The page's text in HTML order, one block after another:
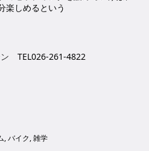
楽しめるという
TEL026-261-4822
,バイク,雑学